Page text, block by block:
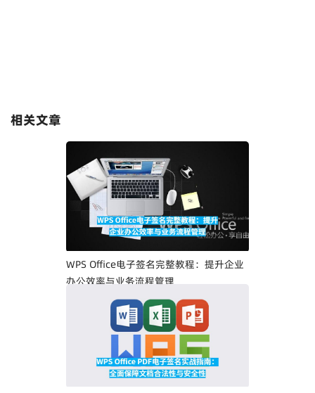
相关文章
WPS Office电子签名完整教程：提升企业
办公效率与业务流程管理